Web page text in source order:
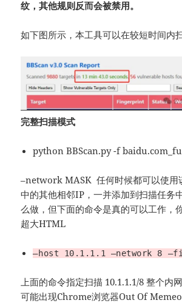
纹，其他规则反而会被禁用。
如下图所示，本工具可以在较短时间内
完整扫描模式
python BBScan.py -f
–network MASK 任何时候都可以使用
中的其他相邻IP，一并添加到扫描任务
么做，但下面的命令是真的可以工作，
超大HTML
–host 10.1.1.1 –network 8
上面的命令指定扫描 10.1.1.1/8 整个内
可能出现Chrome浏览器Out Of